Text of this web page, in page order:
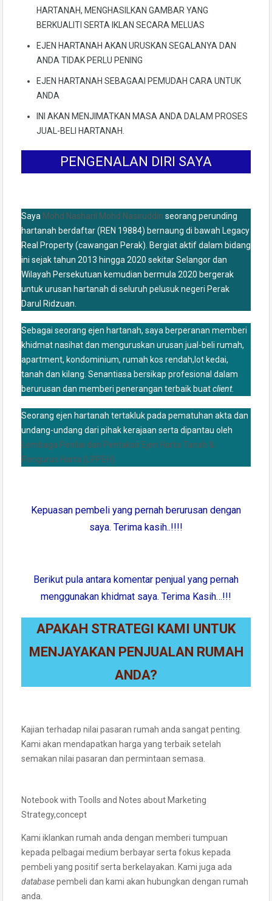
HARTANAH, MENGHASILKAN GAMBAR YANG
BERKUALITI SERTA IKLAN SECARA MELUAS
EJEN HARTANAH AKAN URUSKAN SEGALANYA DAN
ANDA TIDAK PERLU PENING
EJEN HARTANAH SEBAGAAI PEMUDAH CARA UNTUK
ANDA
INI AKAN MENJIMATKAN MASA ANDA DALAM PROSES
JUAL-BELI HARTANAH.
PENGENALAN DIRI SAYA
Saya Mohd Nasharil Mohd Nasiruddin seorang perunding
hartanah berdaftar (REN 19884) bernaung di bawah Legacy
Real Property (cawangan Perak). Bergiat aktif dalam bidang
ini sejak tahun 2013 hingga 2020 sekitar Selangor dan
Wilayah Persekutuan kemudian bermula 2020 bergerak
untuk urusan hartanah di seluruh pelusuk negeri Perak
Darul Ridzuan.
Sebagai seorang ejen hartanah, saya berperanan memberi
khidmat nasihat dan menguruskan urusan jual-beli rumah,
apartment, kondominium, rumah kos rendah,lot kedai,
tanah dan kilang. Senantiasa bersikap profesional dalam
berurusan dan memberi penerangan terbaik buatclient.
Seorang ejen hartanah tertakluk pada pematuhan akta dan
undang-undang dari pihak kerajaan serta dipantau oleh
Lembaga Penilai dan Pentaksir Ejen Harta Tanah &
Pengurus Harta (LPPEH)
Kepuasan pembeli yang pernah berurusan dengan
saya. Terima kasih..!!!!
Berikut pula antara komentar penjual yang pernah
menggunakan khidmat saya. Terima Kasih…!!!
APAKAH STRATEGI KAMI UNTUK
MENJAYAKAN PENJUALAN RUMAH
ANDA?
Kajian terhadap nilai pasaran rumah anda sangat penting.
Kami akan mendapatkan harga yang terbaik setelah
semakan nilai pasaran dan permintaan semasa.
Notebook with Toolls and Notes about Marketing
Strategy,concept
Kami iklankan rumah anda dengan memberi tumpuan
kepada pelbagai medium berbayar serta fokus kepada
pembeli yang positif serta berkelayakan. Kami juga ada
databasepembeli dan kami akan hubungkan dengan rumah
anda.